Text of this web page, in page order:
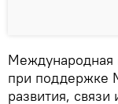
Международная
при поддержке
развития,